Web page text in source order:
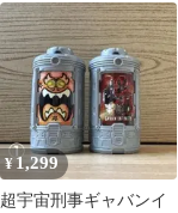
ロ＆ウルトラマンオー
ブ/P09
¥1,299
超宇宙刑事ギャバンイ